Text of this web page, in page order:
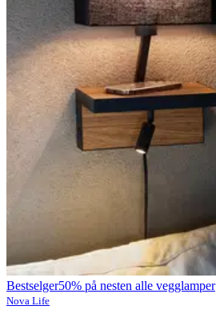
Bestselger50% på nesten alle vegglamper
Nova Life